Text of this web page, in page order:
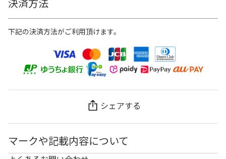
下記の決済方法がご利用頂けます。
シェアする
マークや記載内容について